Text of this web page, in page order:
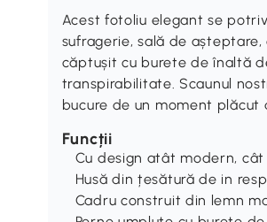
Acest fotoliu elegant se
sufragerie, sală de
căptușit cu burete de înaltă
transpirabilitate. Scaunul
bucure de un moment plăcut
Funcții
Cu design atât modern,
Husă din țesătură de in
Cadru construit din lemn